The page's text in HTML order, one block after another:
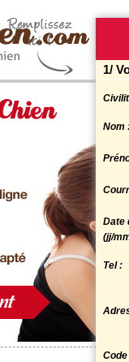
1/
Nom
Date
(jj/
Tel :